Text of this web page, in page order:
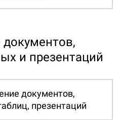
и презентаций
документов,
презентаций